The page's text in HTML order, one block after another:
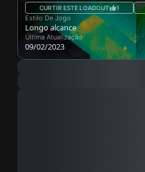
CURTIR ESTE LOADOUT 1
Estilo De Jogo
Longo alcance
Última Atualização
09/02/2023